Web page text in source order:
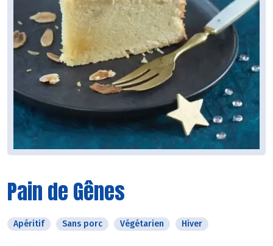
Pain de Gênes
Apéritif Sans porc Végétarien Hiver